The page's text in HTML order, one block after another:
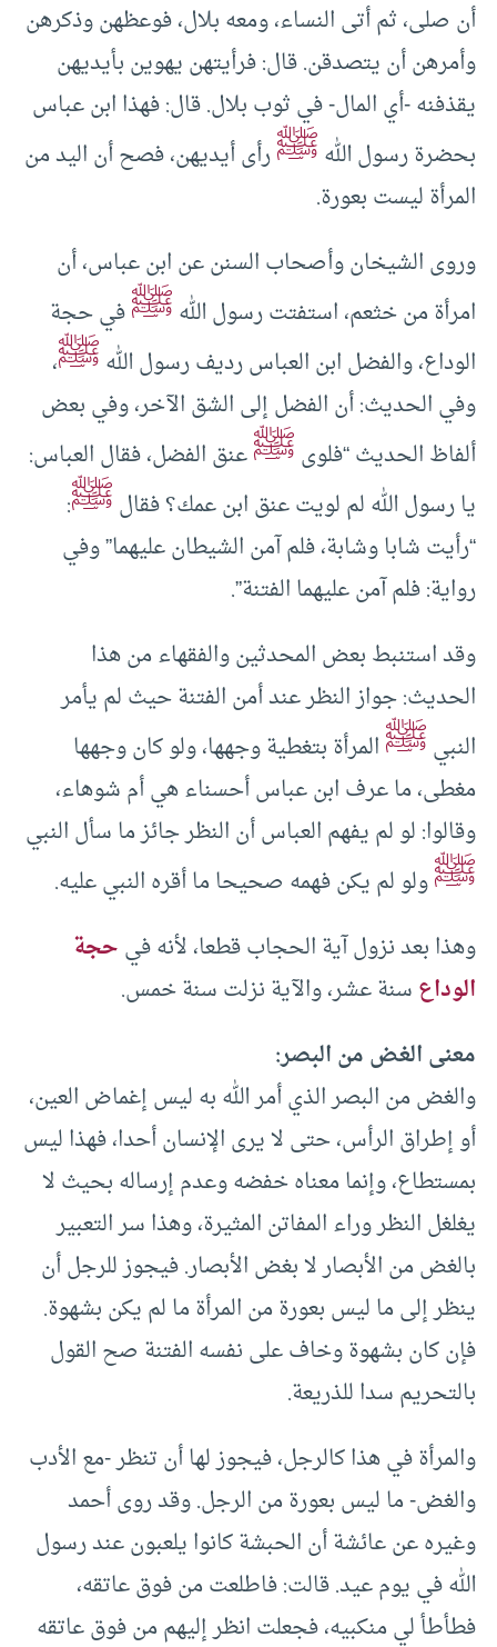
أن صلى، ثم أتى النساء، ومعه بلال، فوعظهن وذكرهن
وأمرهن أن يتصدقن. قال: فرأيتهن يهوين بأيديهن
يقذفنه -أي المال- في ثوب بلال. قال: فهذا ابن عباس
بحضرة رسول اللهﷺرأى أيديهن، فصح أن اليد من
المرأة ليست بعورة.
وروى الشيخان وأصحاب السنن عن ابن عباس، أن
امرأة من خثعم، استفتت رسول اللهﷺفي حجة
الوداع، والفضل ابن العباس رديف رسول اللهﷺ،
وفي الحديث: أن الفضل إلى الشق الآخر، وفي بعض
ألفاظ الحديث “فلوىﷺعنق الفضل، فقال العباس:
يا رسول الله لم لويت عنق ابن عمك؟ فقالﷺ:
“رأيت شابا وشابة، فلم آمن الشيطان عليهما” وفي
رواية: فلم آمن عليهما الفتنة”.
وقد استنبط بعض المحدثين والفقهاء من هذا
الحديث: جواز النظر عند أمن الفتنة حيث لم يأمر
النبيﷺالمرأة بتغطية وجهها، ولو كان وجهها
مغطى، ما عرف ابن عباس أحسناء هي أم شوهاء،
وقالوا: لو لم يفهم العباس أن النظر جائز ما سأل النبي
ﷺولو لم يكن فهمه صحيحا ما أقره النبي عليه.
وهذا بعد نزول آية الحجاب قطعا، لأنه فيحجة
الوداعسنة عشر، والآية نزلت سنة خمس.
معنى الغض من البصر:
والغض من البصر الذي أمر الله به ليس إغماض العين،
أو إطراق الرأس، حتى لا يرى الإنسان أحدا، فهذا ليس
بمستطاع، وإنما معناه خفضه وعدم إرساله بحيث لا
يغلغل النظر وراء المفاتن المثيرة، وهذا سر التعبير
بالغض من الأبصار لا بغض الأبصار. فيجوز للرجل أن
ينظر إلى ما ليس بعورة من المرأة ما لم يكن بشهوة.
فإن كان بشهوة وخاف على نفسه الفتنة صح القول
بالتحريم سدا للذريعة.
والمرأة في هذا كالرجل، فيجوز لها أن تنظر -مع الأدب
والغض- ما ليس بعورة من الرجل. وقد روى أحمد
وغيره عن عائشة أن الحبشة كانوا يلعبون عند رسول
الله في يوم عيد. قالت: فاطلعت من فوق عاتقه،
فطأطأ لي منكبيه، فجعلت انظر إليهم من فوق عاتقه